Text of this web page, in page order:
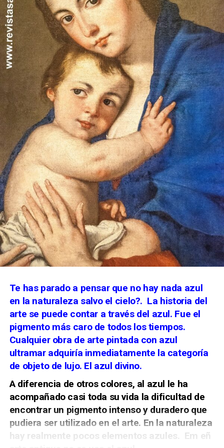
Te has parado a pensar que no hay nada azul
en la naturaleza salvo el cielo?. La historia del
arte se puede contar a través del azul. Fue el
pigmento más caro de todos los tiempos.
Cualquier obra de arte pintada con azul
ultramar adquiría inmediatamente la categoría
de objeto de lujo. El azul divino.
A diferencia de otros colores, al azul le ha
acompañado casi toda su vida la dificultad de
encontrar un pigmento intenso y duradero que
pudiera ser utilizado en el arte. En la naturaleza
hay realmente pocos elementos azules. Em eñ